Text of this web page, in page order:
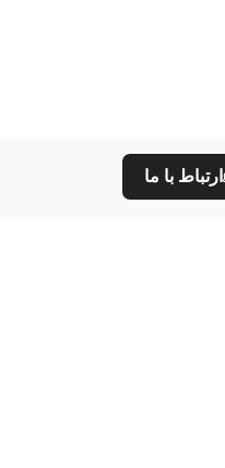
ارتباط با ما